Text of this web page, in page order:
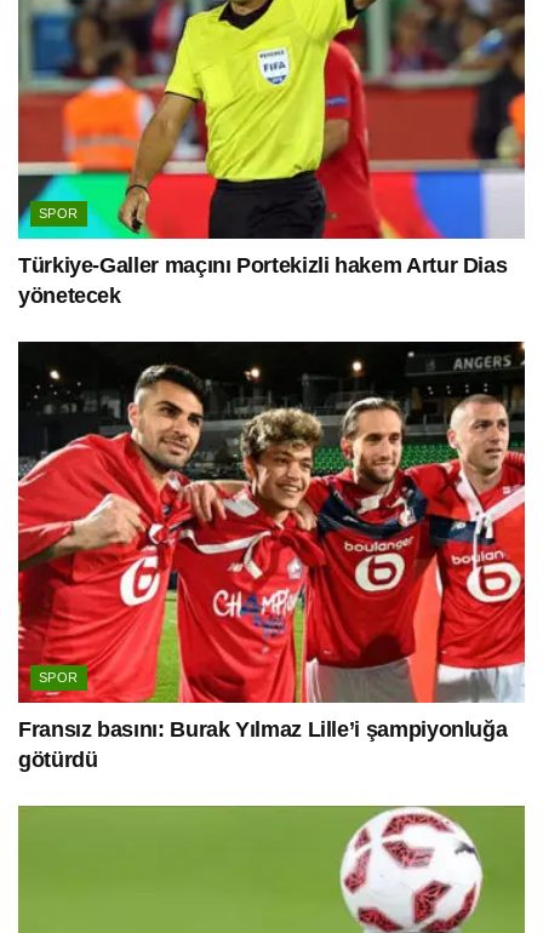
SPOR
Türkiye-Galler maçını Portekizli hakem Artur Dias
yönetecek
SPOR
Fransız basını: Burak Yılmaz Lille’i şampiyonluğa
götürdü